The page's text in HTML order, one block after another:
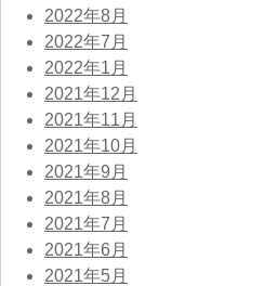
2022年8月
2022年7月
2022年1月
2021年12月
2021年11月
2021年10月
2021年9月
2021年8月
2021年7月
2021年6月
2021年5月